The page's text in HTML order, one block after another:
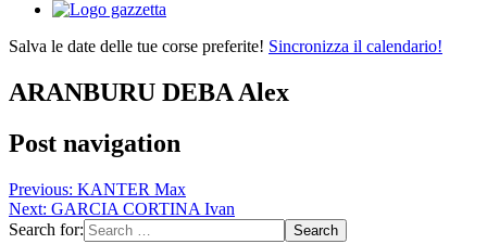
Salva le date delle tue corse preferite! Sincronizza il calendario!
ARANBURU DEBA Alex
Post navigation
Previous: KANTER Max
Next: GARCIA CORTINA Ivan
Search for: